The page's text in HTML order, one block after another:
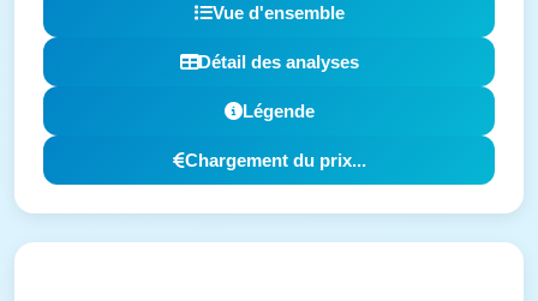
Vue d'ensemble
Détail des analyses
Légende
Chargement du prix...